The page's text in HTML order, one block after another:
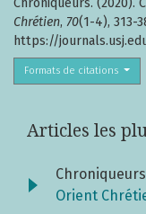
Chroniqueurs. (2020).
Chrétien, 70(1-4), 313-
https://
Formats de citations
Articles les
Orient